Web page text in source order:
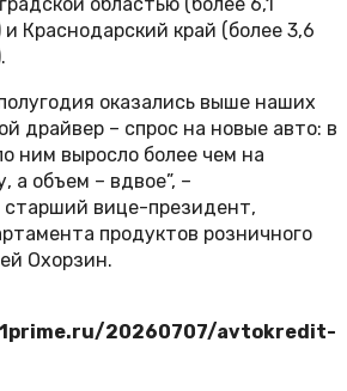
Краснодарский край (более 3,6
оказались выше наших
драйвер – спрос на новые авто: в
ним выросло более чем на
а объем – вдвое”, –
старший вице-президент,
продуктов розничного
Охорзин.
20260707/avtokredit-